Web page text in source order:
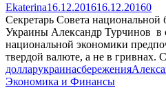
Ekaterina16.12.201616.12.20160
Секретарь Совета национальной
Украины Александр Турчинов в
национальной экономики
твердой валюте, а не в гривнах.
долларукраинасбережения
Экономика и Финансы